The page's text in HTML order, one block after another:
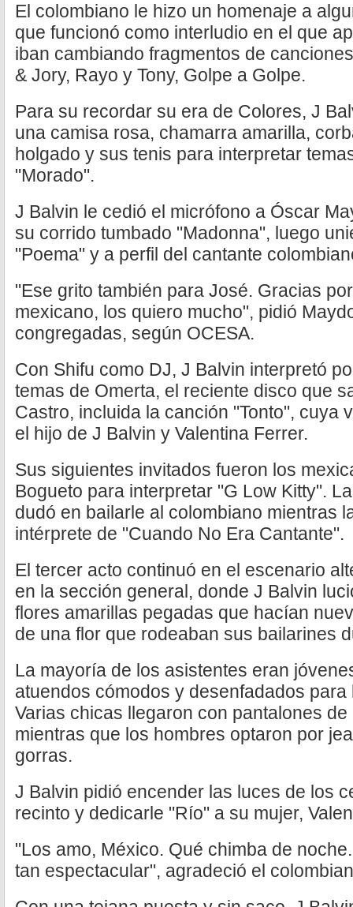
El colombiano le hizo un homenaje a
que funcionó como interludio en el que
iban cambiando fragmentos de
& Jory, Rayo y Tony, Golpe a Golpe.
Para su recordar su era de Colores, J
una camisa rosa, chamarra amarilla,
holgado y sus tenis para interpretar
"Morado".
J Balvin le cedió el micrófono a Óscar
su corrido tumbado "Madonna", luego
"Poema" y a perfil del cantante
"Ese grito también para José. Gracias
mexicano, los quiero mucho", pidió
congregadas, según OCESA.
Con Shifu como DJ, J Balvin interpretó
temas de Omerta, el reciente disco que
Castro, incluida la canción "Tonto", cuya
el hijo de J Balvin y Valentina Ferrer.
Sus siguientes invitados fueron los
Bogueto para interpretar "G Low Kitty".
dudó en bailarle al colombiano mientras
intérprete de "Cuando No Era Cantante".
El tercer acto continuó en el escenario
en la sección general, donde J Balvin
flores amarillas pegadas que hacían
de una flor que rodeaban sus bailarines
La mayoría de los asistentes eran
atuendos cómodos y desenfadados
Varias chicas llegaron con pantalones
mientras que los hombres optaron por
gorras.
J Balvin pidió encender las luces de los
recinto y dedicarle "Río" a su mujer,
"Los amo, México. Qué chimba de
tan espectacular", agradeció el